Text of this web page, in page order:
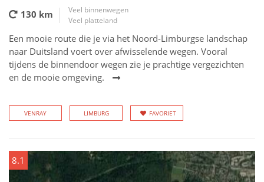
130 km
Veel binnenwegen
Veel platteland
Een mooie route die je via het Noord-Limburgse landschap
naar Duitsland voert over afwisselende wegen. Vooral
tijdens de binnendoor wegen zie je prachtige vergezichten
en de mooie omgeving.
VENRAY LIMBURG FAVORIET
8.1